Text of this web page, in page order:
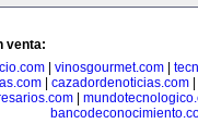
venta:
vinosgourmet.com
cazadordenoticias.com